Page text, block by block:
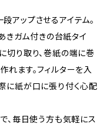
アップさせるアイテム。
きガム付きの台紙タイ
切り取り、巻紙の端に巻
れます。フィルターを入
に紙が口に張り付く心配
、毎日使う方も気軽にス